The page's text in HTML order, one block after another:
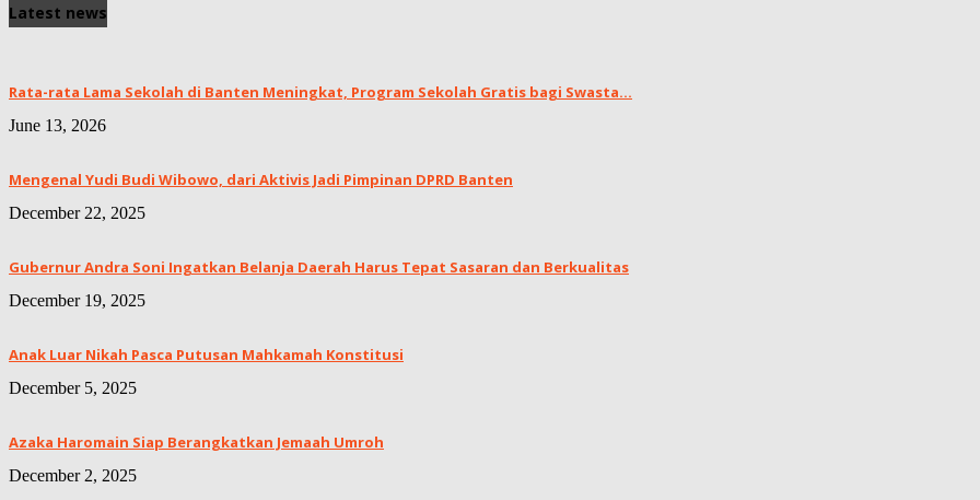
Latest news
Rata-rata Lama Sekolah di Banten Meningkat, ‎Program Sekolah Gratis bagi Swasta...
June 13, 2026
Mengenal Yudi Budi Wibowo, dari Aktivis Jadi Pimpinan DPRD Banten
December 22, 2025
Gubernur Andra Soni Ingatkan Belanja Daerah Harus Tepat Sasaran dan Berkualitas
December 19, 2025
Anak Luar Nikah Pasca Putusan Mahkamah Konstitusi
December 5, 2025
Azaka Haromain Siap Berangkatkan Jemaah Umroh
December 2, 2025